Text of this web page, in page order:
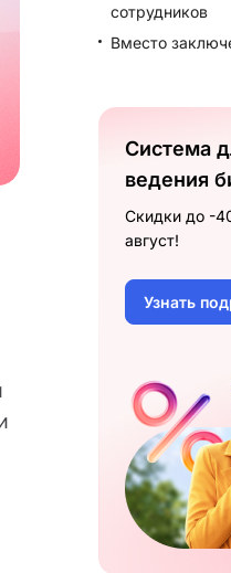
сотрудников
Вместо
Система
ведения
Скидки до -
август!
Узнать